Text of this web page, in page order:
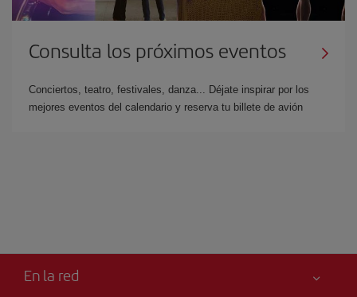
Consulta los próximos eventos
Conciertos, teatro, festivales, danza... Déjate inspirar por los
mejores eventos del calendario y reserva tu billete de avión
En la red